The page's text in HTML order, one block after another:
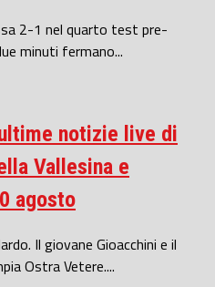
2-1 nel quarto test pre-
minuti fermano...
notizie live di
Vallesina e
agosto
Il giovane Gioacchini e il
Ostra Vetere....